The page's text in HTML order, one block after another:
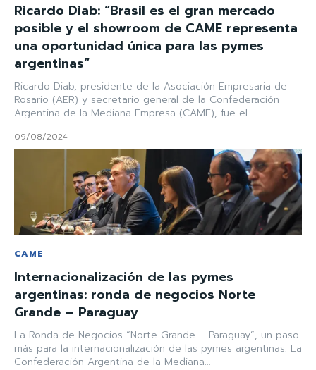
Ricardo Diab: “Brasil es el gran mercado
posible y el showroom de CAME representa
una oportunidad única para las pymes
argentinas”
Ricardo Diab, presidente de la Asociación Empresaria de
Rosario (AER) y secretario general de la Confederación
Argentina de la Mediana Empresa (CAME), fue el...
09/08/2024
CAME
Internacionalización de las pymes
argentinas: ronda de negocios Norte
Grande – Paraguay
La Ronda de Negocios “Norte Grande – Paraguay”, un paso
más para la internacionalización de las pymes argentinas. La
Confederación Argentina de la Mediana...